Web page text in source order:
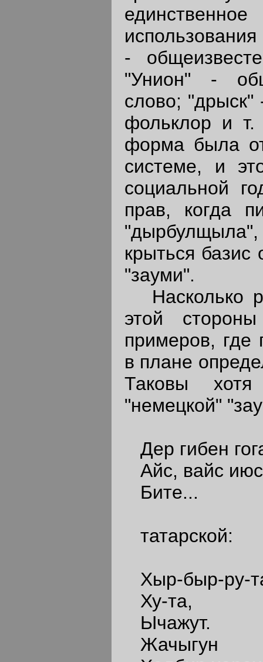
-
"Унион" -
слово; "дрыск"
фольклор и
форма была
системе, и
социальной
прав, когда
крыться базис
"зауми".
Насколько
этой
примеров, где
в плане
Таковы
"немецкой"
Дер гибен
Айс, вайс
Бите...
татарской:
Хыр-быр-ру-
Ху-та,
Ычажут.
Жачыгун